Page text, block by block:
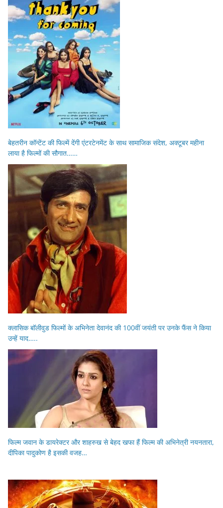
बेहतरीन कॉन्टेंट की फिल्में देंगी एंटरटेनमेंट के साथ सामाजिक संदेश, अक्टूबर महीना
लाया है फिल्मों की सौगात……
क्लासिक बॉलीवुड फिल्मों के अभिनेता देवानंद की 100वीं जयंती पर उनके फैंस ने किया
उन्हें याद…..
फिल्म जवान के डायरेक्टर और शाहरुख से बेहद खफा हैं फिल्म की अभिनेत्री नयनतारा,
दीपिका पादुकोण है इसकी वजह…